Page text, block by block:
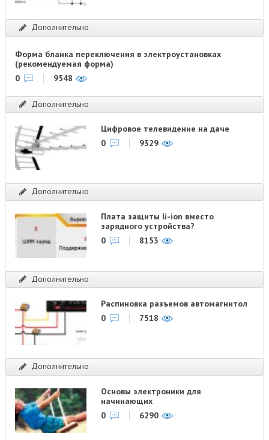
Дополнительно
Форма бланка переключения в электроустановках
(рекомендуемая форма)
0
9548
Дополнительно
Цифровое телевидение на даче
0
9329
Дополнительно
Плата защиты li-ion вместо
зарядного устройства?
0
8153
Дополнительно
Распиновка разъемов автомагнитол
0
7518
Дополнительно
Основы электроники для
начинающих
0
6290